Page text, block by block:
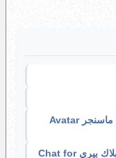
برنامج انشاء الصور المتحركة لبلاك بيري ماسنجر Avatar
برنامج شات فيس بوك مع الابتسامات للبلاك بيري Chat for